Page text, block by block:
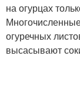
на огурцах
огуречных
высасывают